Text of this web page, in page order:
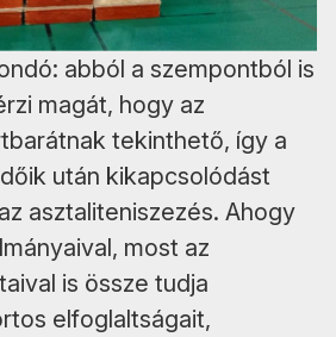
abból a szempontból is
magát, hogy az
tekinthető, így a
után kikapcsolódást
asztaliteniszezés. Ahogy
most az
is össze tudja
elfoglaltságait,